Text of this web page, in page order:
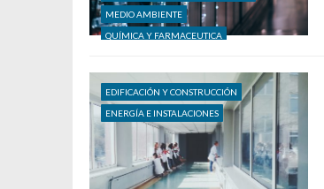
MEDIO AMBIENTE
QUÍMICA Y FARMACEUTICA
SERVICIOS, COMERCIO Y CONSUMO
TECNOLOGÍAS DE LA INFORMACIÓN
EDIFICACIÓN Y CONSTRUCCIÓN
ENERGÍA E INSTALACIONES